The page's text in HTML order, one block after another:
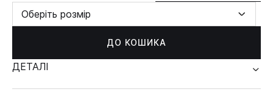
Оберіть розмір
ДО КОШИКА
ДЕТАЛІ